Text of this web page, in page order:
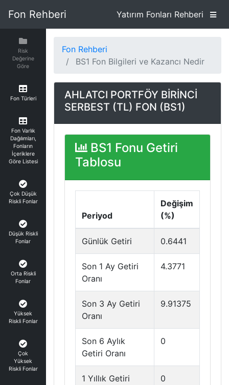
Fon Rehberi Yatırım Fonları Rehberi
Risk
Değerine
Göre
Fon Türleri
Fon Varlık
Dağılımları,
Fonların
İçeriklere
Göre Listesi
Çok Düşük
Riskli Fonlar
Düşük Riskli
Fonlar
Orta Riskli
Fonlar
Yüksek
Riskli Fonlar
Çok
Yüksek
Riskli Fonlar
Fon Rehberi
BS1 Fon Bilgileri ve Kazancı Nedir
AHLATCI PORTFÖY BİRİNCİ
SERBEST (TL) FON (BS1)
BS1 Fonu Getiri
Tablosu
Periyod
Değişim
(%)
Günlük Getiri 0.6441
Son 1 Ay Getiri
Oranı
4.3771
Son 3 Ay Getiri
Oranı
9.91375
Son 6 Aylık
Getiri Oranı
0
1 Yıllık Getiri
0